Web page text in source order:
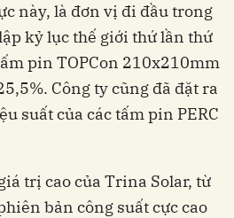
này, là đơn vị đi đầu trong
kỷ lục thế giới thứ lần thứ
pin TOPCon 210x210mm
Công ty cũng đã đặt ra
suất của các tấm pin PERC
trị cao của Trina Solar, từ
bản công suất cực cao